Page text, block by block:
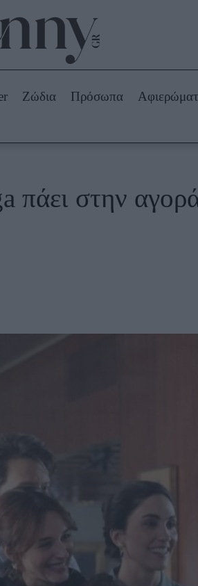
Beauty -
Ομορφιά
Skincare
Μακιγιάζ
Ζώδια
Market News
Ζώδια Πρόσωπα
πάει στην